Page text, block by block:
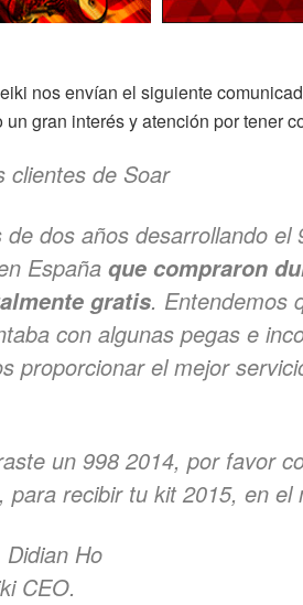
nos envían el siguiente
un gran interés y atención por tener
clientes de Soar
de dos años desarrollando
España que compraron
gratis. Entendemos
con algunas pegas e
proporcionar el mejor
un 998 2014, por favor
para recibir tu kit 2015, en el
Ho
CEO.